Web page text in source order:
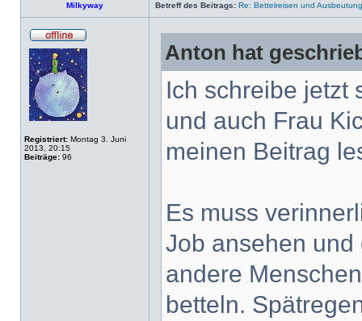
Milkyway Betreff des Beitrags: Re: Bettelreisen und
Registriert: Montag 3. Juni
2013, 20:15
Beiträge: 96
Anton hat
Ich schreibe jetzt
und auch Frau
meinen Beitrag
Es muss
Job ansehen
andere
betteln.